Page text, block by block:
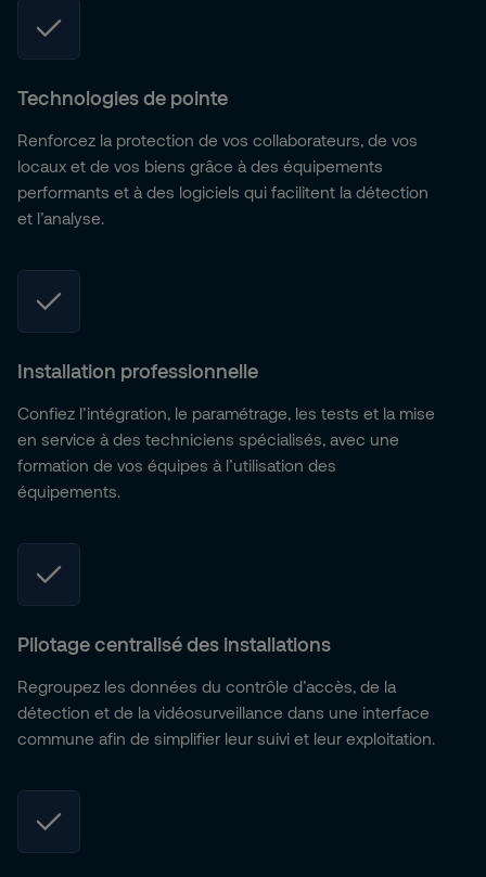
Technologies de pointe
Renforcez la protection de vos collaborateurs, de vos
locaux et de vos biens grâce à des équipements
performants et à des logiciels qui facilitent la détection
et l’analyse.
Installation professionnelle
Confiez l’intégration, le paramétrage, les tests et la mise
en service à des techniciens spécialisés, avec une
formation de vos équipes à l’utilisation des
équipements.
Pilotage centralisé des installations
Regroupez les données du contrôle d’accès, de la
détection et de la vidéosurveillance dans une interface
commune afin de simplifier leur suivi et leur exploitation.